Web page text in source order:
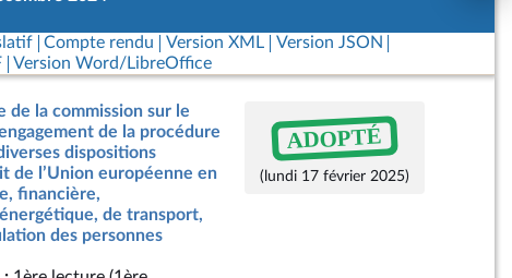
Compte rendu Version XML
Version JSON
Version Word/LibreOffice
de la commission sur le
de la procédure
dispositions
de l’Union européenne en
financière,
de transport,
des personnes
ADOPTÉ
(lundi 17 février 2025)